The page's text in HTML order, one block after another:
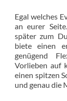
Egal welches
an eurer
später zum
biete einen
genügend
Vorlieben auf
einen spitzen
und genau die